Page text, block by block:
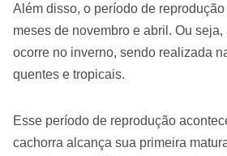
Além disso, o período de
meses de novembro e abril. Ou
ocorre no inverno, sendo realizada
quentes e tropicais.
Esse período de reprodução
cachorra alcança sua primeira